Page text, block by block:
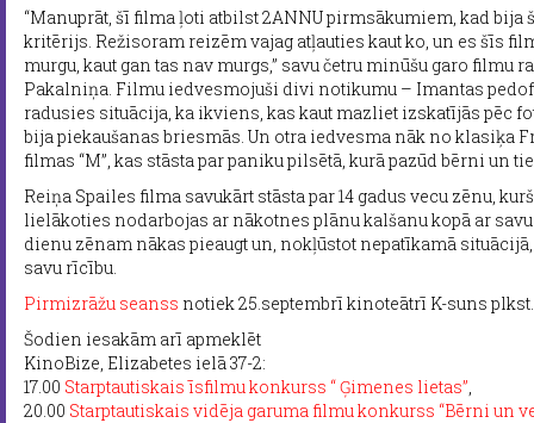
“Manuprāt, šī filma ļoti atbilst 2ANNU pirmsākumiem, kad
kritērijs. Režisoram reizēm vajag atļauties kaut ko, un es šīs
murgu, kaut gan tas nav murgs,” savu četru minūšu garo filmu
Pakalniņa. Filmu iedvesmojuši divi notikumu – Imantas
radusies situācija, ka ikviens, kas kaut mazliet izskatījās pēc
bija piekaušanas briesmās. Un otra iedvesma nāk no klasiķa
filmas “M”, kas stāsta par paniku pilsētā, kurā pazūd bērni un
Reiņa Spailes filma savukārt stāsta par 14 gadus vecu zēnu,
lielākoties nodarbojas ar nākotnes plānu kalšanu kopā ar savu
dienu zēnam nākas pieaugt un, nokļūstot nepatīkamā
savu rīcību.
Pirmizrāžu seanss notiek 25.septembrī kinoteātrī K-suns plkst.
Šodien iesakām arī apmeklēt
KinoBize, Elizabetes ielā 37-2:
17.00 Starptautiskais īsfilmu konkurss “ Ģimenes lietas”,
20.00 Starptautiskais vidēja garuma filmu konkurss “Bērni un